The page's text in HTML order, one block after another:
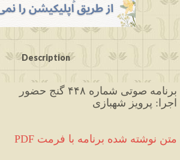
Description
برنامه صوتی شماره ۴۴۸ گنج حضور
اجرا: پرویز شهبازی
PDF متن نوشته شده برنامه با فرمت